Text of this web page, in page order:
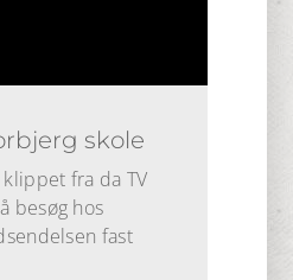
skole
fra da TV
besøg hos
fast